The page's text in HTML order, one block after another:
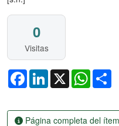
0
Visitas
FacebookLinkedIn
X
Página completa del ítem